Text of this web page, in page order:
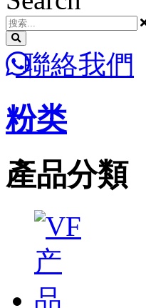
聯絡我們
粉类
產品分類